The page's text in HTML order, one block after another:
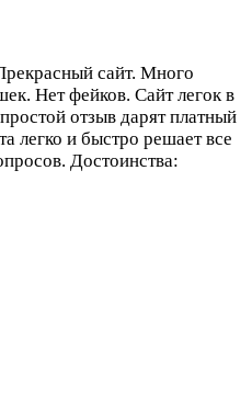
сайт. Много
Нет фейков. Сайт легок в
отзыв дарят платный
легко и быстро решает все
Достоинства: